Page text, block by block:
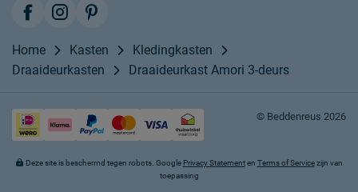
Home Kasten
Kledingkasten
Draaideurkasten
Draaideurkast Amori 3-deurs
© Beddenreus 2026
Deze site is beschermd tegen robots. Google Privacy Statementen Terms of Servicezijn van
toepassing